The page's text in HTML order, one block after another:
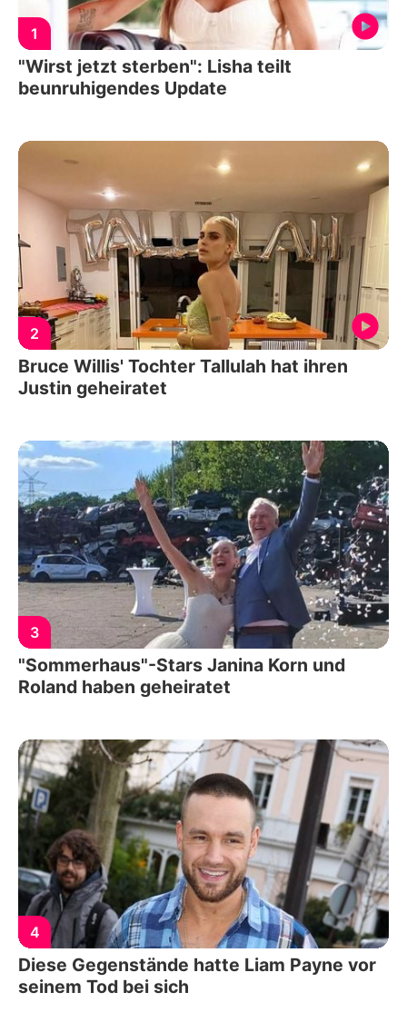
1
"Wirst jetzt sterben": Lisha teilt
beunruhigendes Update
2
Bruce Willis' Tochter Tallulah hat ihren
Justin geheiratet
3
"Sommerhaus"-Stars Janina Korn und
Roland haben geheiratet
4
Diese Gegenstände hatte Liam Payne vor
seinem Tod bei sich